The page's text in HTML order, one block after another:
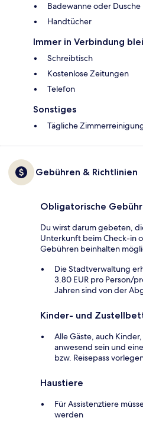
Badewanne oder Dusche
Handtücher
Immer in Verbindung
Schreibtisch
Kostenlose Zeitungen
Telefon
Sonstiges
Tägliche
Gebühren & Richtlinien
Obligatorische
Du wirst darum gebeten,
Unterkunft beim Check-in
Gebühren beinhalten
Die Stadtverwaltung
3.80 EUR pro Person/
Jahren sind von der
Kinder- und
Alle Gäste, auch
anwesend sein und
bzw. Reisepass
Haustiere
Für Assistenztiere
werden